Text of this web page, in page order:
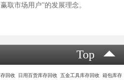
取市场用户”的发展理念。
Top
回收 日用百货库存回收 五金工具库存回收 箱包库存